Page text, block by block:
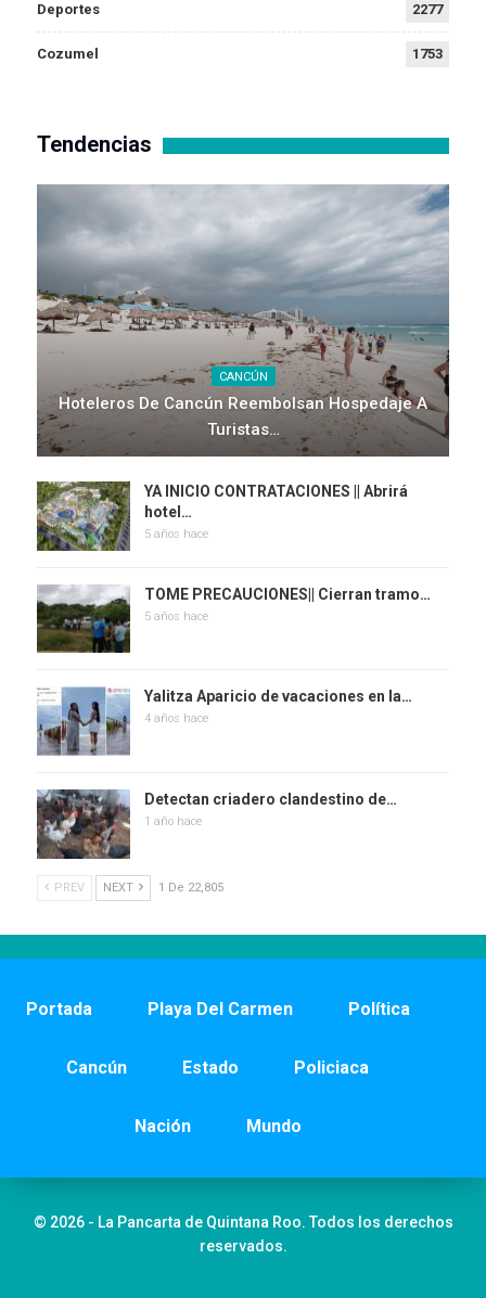
Deportes 2277
Cozumel 1753
Tendencias
CANCÚN
Hoteleros De Cancún Reembolsan Hospedaje A
Turistas…
YA INICIO CONTRATACIONES || Abrirá
hotel…
5 años hace
TOME PRECAUCIONES|| Cierran tramo…
5 años hace
Yalitza Aparicio de vacaciones en la…
4 años hace
Detectan criadero clandestino de…
1 año hace
PREV NEXT 1 De 22,805
Portada Playa Del Carmen Política
Cancún Estado Policiaca
Nación Mundo
© 2026 - La Pancarta de Quintana Roo. Todos los derechos
reservados.